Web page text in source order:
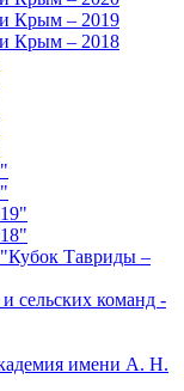
Крым – 2019
Крым – 2018
Тавриды –
сельских команд -
имени А. Н.